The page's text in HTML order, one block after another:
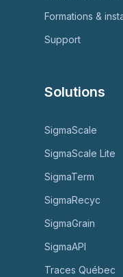
Formations &
Support
Solutions
SigmaScale
SigmaScale Lite
SigmaTerm
SigmaRecyc
SigmaGrain
SigmaAPI
Traces Québec